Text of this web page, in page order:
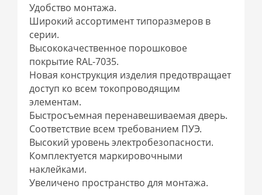
Удобство монтажа.
Широкий ассортимент типоразмеров в
серии.
Высококачественное порошковое
покрытие RAL-7035.
Новая конструкция изделия предотвращает
доступ ко всем токопроводящим
элементам.
Быстросъемная перенавешиваемая дверь.
Соответствие всем требованием ПУЭ.
Высокий уровень электробезопасности.
Комплектуется маркировочными
наклейками.
Увеличено пространство для монтажа.